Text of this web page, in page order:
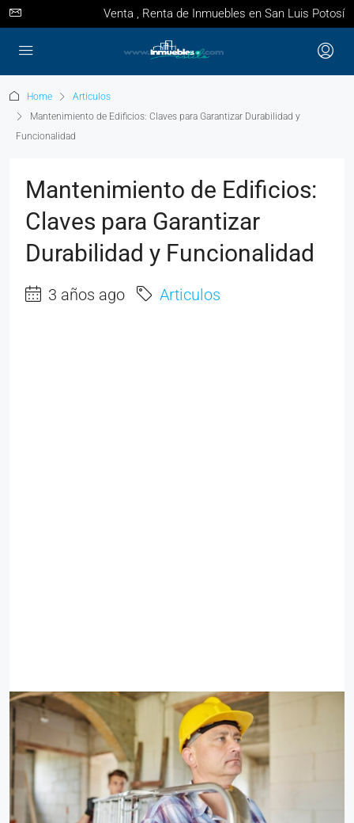
Venta , Renta de Inmuebles en San Luis Potosí
Home
Articulos
Mantenimiento de Edificios: Claves para Garantizar Durabilidad y
Funcionalidad
Mantenimiento de Edificios:
Claves para Garantizar
Durabilidad y Funcionalidad
3 años ago Articulos